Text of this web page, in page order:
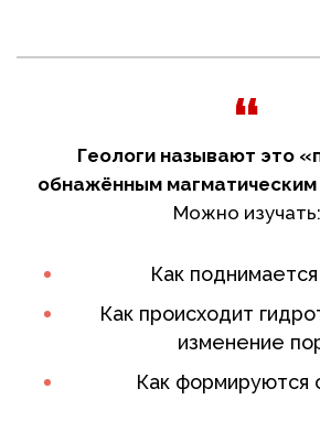
Геологи называют это
обнажённым
Можно изучать:
Как
Как происходит
изменение
Как формируются